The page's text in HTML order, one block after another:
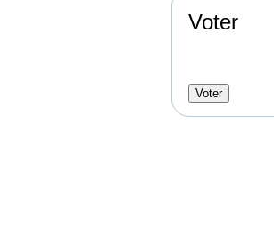
Voter